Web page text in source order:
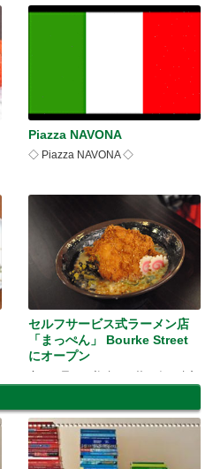
Piazza NAVONA
◇ Piazza NAVONA ◇
セルフサービス式ラーメン店
「まっぺん」 Bourke Street
にオープン
安い、早い、美味い、若い人の味方